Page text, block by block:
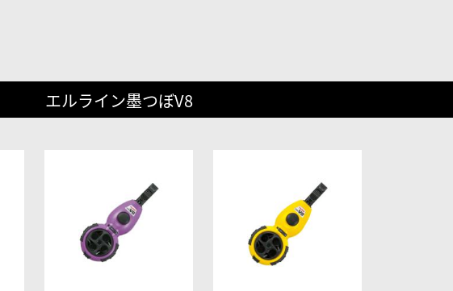
エルライン墨つぼV8